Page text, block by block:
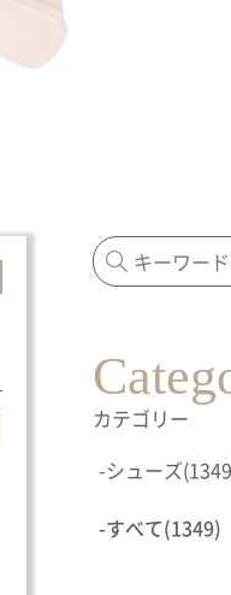
カテゴリー
-シューズ
-すべて(1349)